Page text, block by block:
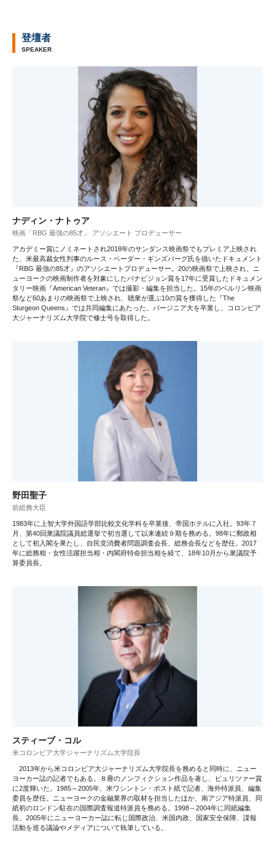
登壇者
SPEAKER
ナディン・ナトゥア
映画「RBG 最強の85才」 アソシエート プロデューサー
アカデミー賞にノミネートされ2018年のサンダンス映画祭でもプレミア上映され
た、米最高裁女性判事のルース・ベーダー・ギンズバーグ氏を描いたドキュメント
『RBG 最強の85才』のアソシエートプロデューサー。20の映画祭で上映され、ニ
ューヨークの映画制作者を対象にしたパナビジョン賞を17年に受賞したドキュメン
タリー映画『American Veteran』では撮影・編集を担当した。15年のベルリン映画
祭など60あまりの映画祭で上映され、聴衆が選ぶ10の賞を獲得した『The
Sturgeon Queens』では共同編集にあたった。バージニア大を卒業し、コロンビア
大ジャーナリズム大学院で修士号を取得した。
野田聖子
前総務大臣
1983年に上智大学外国語学部比較文化学科を卒業後、帝国ホテルに入社。93年７
月、第40回衆議院議員総選挙で初当選して以来連続９期を務める。98年に郵政相
として初入閣を果たし、自民党消費者問題調査会長、総務会長などを歴任。2017
年に総務相・女性活躍担当相・内閣府特命担当相を経て、18年10月から衆議院予
算委員長。
スティーブ・コル
米コロンビア大学ジャーナリズム大学院長
2013年から米コロンビア大ジャーナリズム大学院長を務めると同時に、ニュー
ヨーカー誌の記者でもある。８冊のノンフィクション作品を著し、ピュリツァー賞
に2度輝いた。1985～2005年、米ワシントン・ポスト紙で記者、海外特派員、編集
委員を歴任。ニューヨークの金融業界の取材を担当したほか、南アジア特派員、同
紙初のロンドン駐在の国際調査報道特派員を務める。1998～2004年に同紙編集
長。2005年にニューヨーカー誌に転じ国際政治、米国内政、国家安全保障、諜報
活動を巡る議論やメディアについて執筆している。